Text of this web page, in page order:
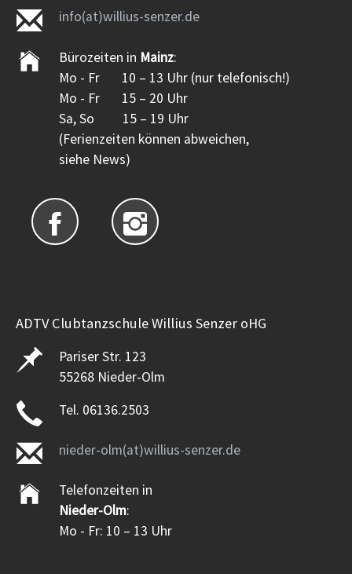
info(at)willius-senzer.de
Bürozeiten in Mainz:
Mo - Fr 10 – 13 Uhr (nur telefonisch!)
Mo - Fr 15 – 20 Uhr
Sa, So 15 – 19 Uhr
(Ferienzeiten können abweichen,
siehe News)
ADTV Clubtanzschule Willius Senzer oHG
Pariser Str. 123
55268 Nieder-Olm
Tel. 06136.2503
nieder-olm(at)willius-senzer.de
Telefonzeiten in
Nieder-Olm:
Mo - Fr: 10 – 13 Uhr